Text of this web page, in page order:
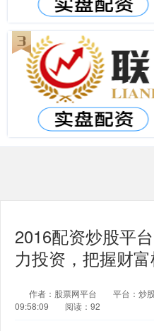
2016配资炒股平
力投资，把握财
作者：股票网平台 平台：炒
09:58:09
阅读：92